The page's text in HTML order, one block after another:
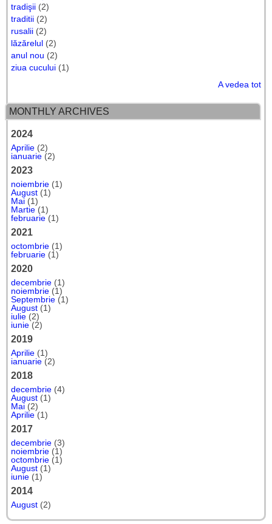
tradişii (2)
traditii (2)
rusalii (2)
lăzărelul (2)
anul nou (2)
ziua cucului (1)
A vedea tot
MONTHLY ARCHIVES
2024
Aprilie (2)
ianuarie (2)
2023
noiembrie (1)
August (1)
Mai (1)
Martie (1)
februarie (1)
2021
octombrie (1)
februarie (1)
2020
decembrie (1)
noiembrie (1)
Septembrie (1)
August (1)
iulie (2)
iunie (2)
2019
Aprilie (1)
ianuarie (2)
2018
decembrie (4)
August (1)
Mai (2)
Aprilie (1)
2017
decembrie (3)
noiembrie (1)
octombrie (1)
August (1)
iunie (1)
2014
August (2)